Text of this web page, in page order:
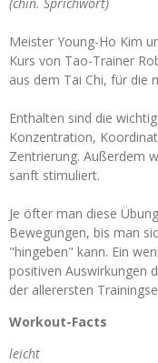
Meister Young-Ho Kim
Kurs von Tao-Trainer
aus dem Tai Chi, für die
Enthalten sind die
Konzentration,
Zentrierung. Außerdem
sanft stimuliert.
Je öfter man diese
Bewegungen, bis man
"hingeben" kann. Ein
positiven Auswirkungen
der allerersten
Workout-Facts
leicht